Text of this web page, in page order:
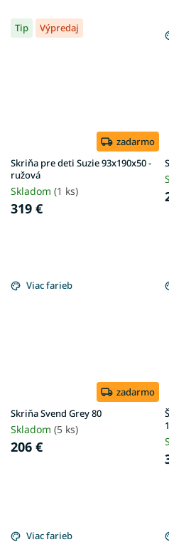
Tip Výpredaj
zadarmo
Skriňa pre deti Suzie 93x190x50 -
ružová
Skladom (1 ks)
319 €
Viac farieb
zadarmo
Skriňa Svend Grey 80
Skladom (5 ks)
206 €
Viac farieb